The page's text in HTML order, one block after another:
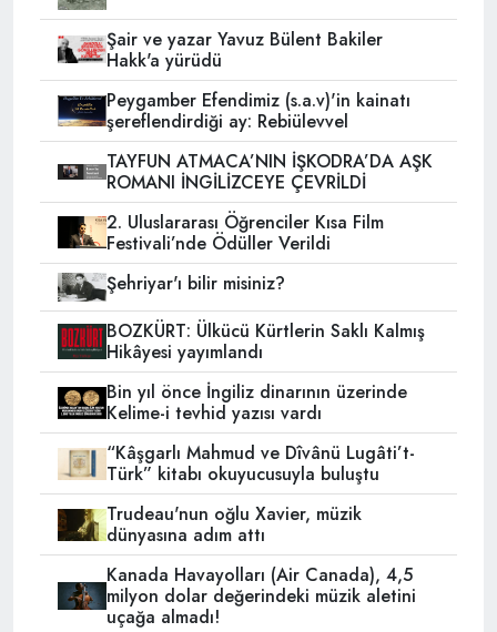
Şair ve yazar Yavuz Bülent Bakiler
Hakk'a yürüdü
Peygamber Efendimiz (s.a.v)'in kainatı
şereflendirdiği ay: Rebiülevvel
TAYFUN ATMACA’NIN İŞKODRA’DA AŞK
ROMANI İNGİLİZCEYE ÇEVRİLDİ
2. Uluslararası Öğrenciler Kısa Film
Festivali’nde Ödüller Verildi
Şehriyar'ı bilir misiniz?
BOZKÜRT: Ülkücü Kürtlerin Saklı Kalmış
Hikâyesi yayımlandı
Bin yıl önce İngiliz dinarının üzerinde
Kelime-i tevhid yazısı vardı
“Kâşgarlı Mahmud ve Dîvânü Lugâti’t-
Türk” kitabı okuyucusuyla buluştu
Trudeau'nun oğlu Xavier, müzik
dünyasına adım attı
Kanada Havayolları (Air Canada), 4,5
milyon dolar değerindeki müzik aletini
uçağa almadı!